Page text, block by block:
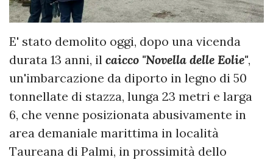
E' stato demolito oggi, dopo una vicenda
durata 13 anni, il caicco "Novella delle Eolie",
un'imbarcazione da diporto in legno di 50
tonnellate di stazza, lunga 23 metri e larga
6, che venne posizionata abusivamente in
area demaniale marittima in località
Taureana di Palmi, in prossimità dello